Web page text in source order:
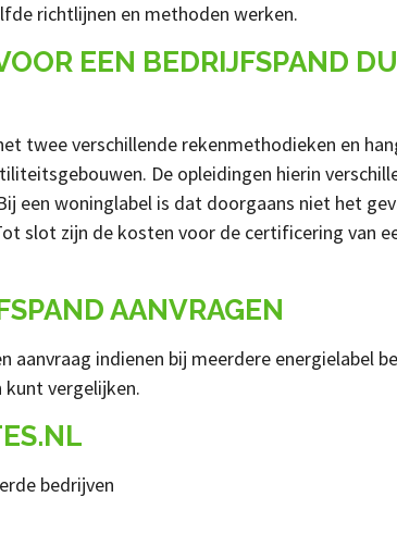
richtlijnen en methoden werken.
EEN BEDRIJFSPAND
twee verschillende rekenmethodieken en
De opleidingen hierin
een woninglabel is dat doorgaans niet het
slot zijn de kosten voor de certificering van
AANVRAGEN
aanvraag indienen bij meerdere energielabel
kunt vergelijken.
bedrijven